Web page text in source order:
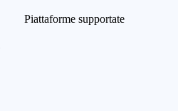
Piattaforme supportate